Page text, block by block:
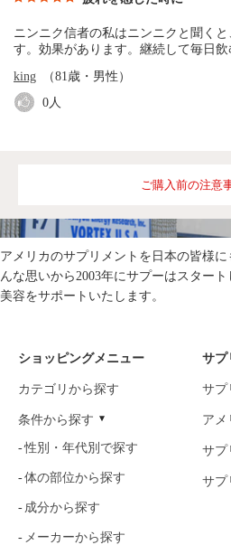
ニンニク信者の私はニンニクと聞く
す。効果があります。継続して毎日飲
king （81歳・男性）
0 人
ご購入前の注意
アメリカのサプリメントを日本の皆様
んな思いから2003年にサプーはスター
美容をサポートいたします。
ショッピングメニュー
カテゴリから探す
条件から探す
性別・年代別で探す
体の部位から探す
成分から探す
メーカーから探す
サプ
サプ
アメ
サプ
サプ